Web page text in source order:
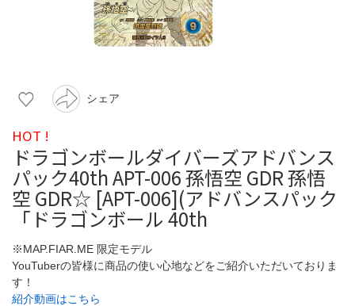
シェア
HOT !
ドラゴンボールダイバーズアドバンス
パック40th APT-006 孫悟空 GDR 孫悟
空 GDR☆ [APT-006](アドバンスパック
「ドラゴンボール 40th
※MAP.FIAR.ME 限定モデル
YouTuberの皆様に商品の使い心地などをご紹介いただいておりま
す！
紹介動画はこちら